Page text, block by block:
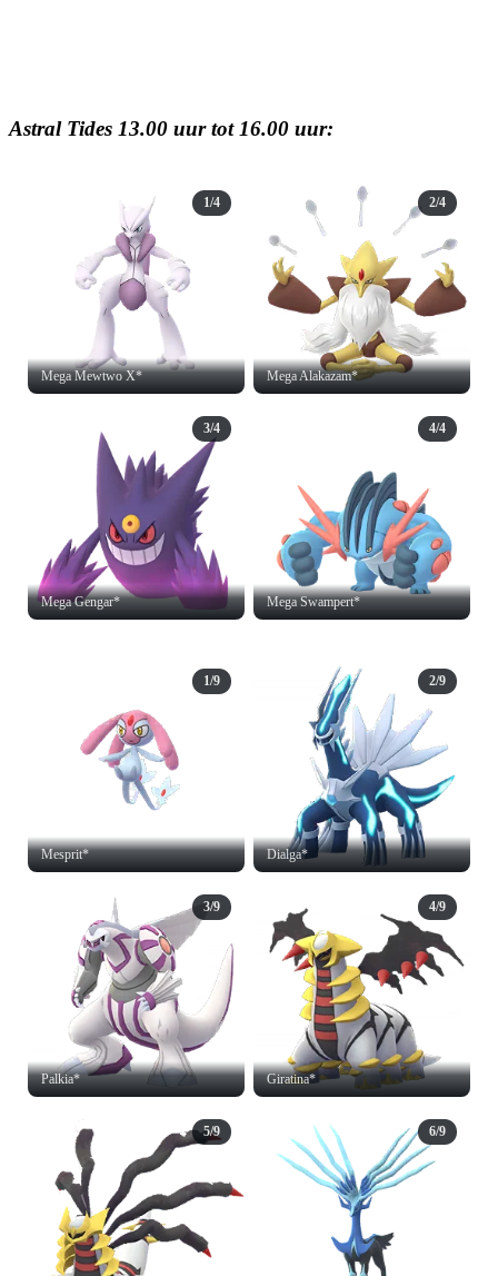
Astral Tides 13.00 uur tot 16.00 uur:
Mega Mewtwo X*
1/4
Mega Alakazam*
2/4
Mega Gengar*
3/4
Mega Swampert*
4/4
Mesprit*
1/9
Dialga*
2/9
Palkia*
3/9
Giratina*
4/9
5/9 6/9